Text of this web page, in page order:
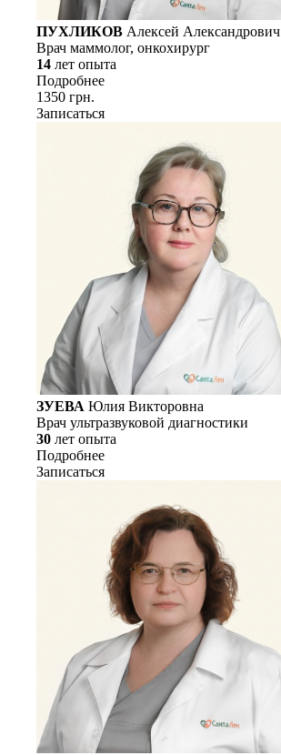
ПУХЛИКОВ Алексей Александрович
Врач маммолог, онкохирург
14 лет опыта
Подробнее
1350 грн.
Записаться
ЗУЕВА Юлия Викторовна
Врач ультразвуковой диагностики
30 лет опыта
Подробнее
Записаться